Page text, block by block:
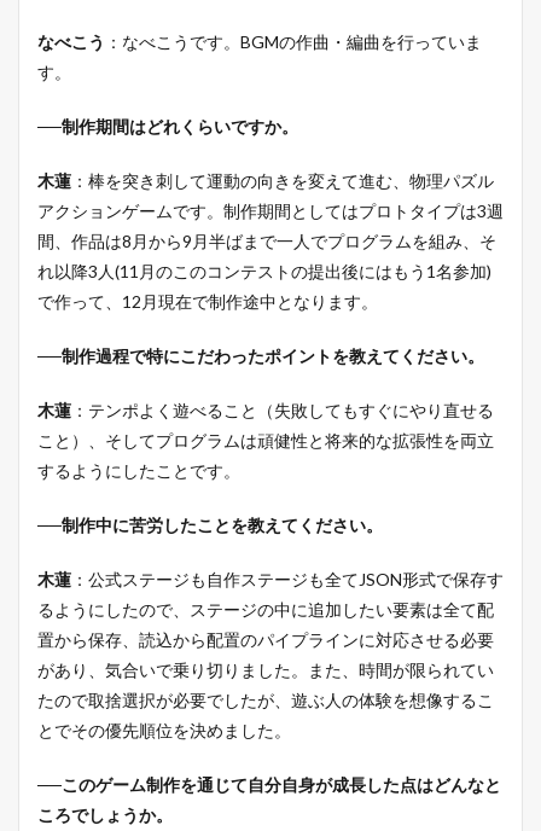
なべこう ：なべこうです。BGMの作曲・編曲を行っていま
す。
──制作期間はどれくらいですか。
木蓮 ：棒を突き刺して運動の向きを変えて進む、物理パズル
アクションゲームです。制作期間としてはプロトタイプは3週
間、作品は8月から9月半ばまで一人でプログラムを組み、そ
れ以降3人(11月のこのコンテストの提出後にはもう1名参加)
で作って、12月現在で制作途中となります。
──制作過程で特にこだわったポイントを教えてください。
木蓮 ：テンポよく遊べること（失敗してもすぐにやり直せる
こと）、そしてプログラムは頑健性と将来的な拡張性を両立
するようにしたことです。
──制作中に苦労したことを教えてください。
木蓮 ：公式ステージも自作ステージも全てJSON形式で保存す
るようにしたので、ステージの中に追加したい要素は全て配
置から保存、読込から配置のパイプラインに対応させる必要
があり、気合いで乗り切りました。また、時間が限られてい
たので取捨選択が必要でしたが、遊ぶ人の体験を想像するこ
とでその優先順位を決めました。
──このゲーム制作を通じて自分自身が成長した点はどんなと
ころでしょうか。